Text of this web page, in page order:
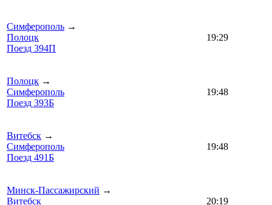
Симферополь →
Полоцк
Поезд 394П
19:29
Полоцк →
Симферополь
Поезд 393Б
19:48
Витебск →
Симферополь
Поезд 491Б
19:48
Минск-Пассажирский →
Витебск
20:19